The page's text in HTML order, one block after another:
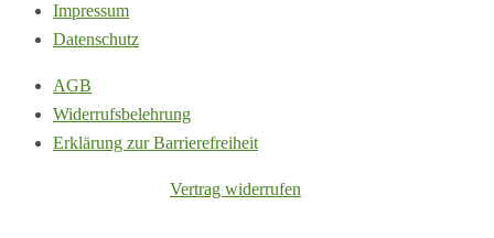
Impressum
Datenschutz
AGB
Widerrufsbelehrung
Erklärung zur Barrierefreiheit
Vertrag widerrufen